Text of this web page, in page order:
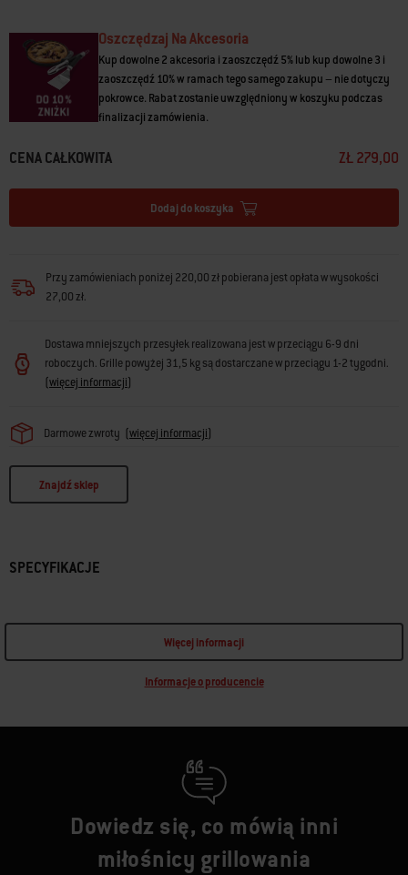
samej
strony.
Oszczędzaj Na Akcesoria
Kup dowolne 2 akcesoria i zaoszczędź 5% lub kup dowolne 3 i
zaoszczędź 10% w ramach tego samego zakupu – nie dotyczy
pokrowce. Rabat zostanie uwzględniony w koszyku podczas
finalizacji zamówienia.
CENA CAŁKOWITA ZŁ 279,00
Dodaj do koszyka
Przy zamówieniach poniżej 220,00 zł pobierana jest opłata w wysokości
27,00 zł.
Dostawa mniejszych przesyłek realizowana jest w przeciągu 6-9 dni
roboczych. Grille powyżej 31,5 kg są dostarczane w przeciągu 1-2 tygodni.
(więcej informacji)
Darmowe zwroty (więcej informacji)
Znajdź sklep
SPECYFIKACJE
Więcej informacji
Informacje o producencie
Dowiedz się, co mówią inni
miłośnicy grillowania